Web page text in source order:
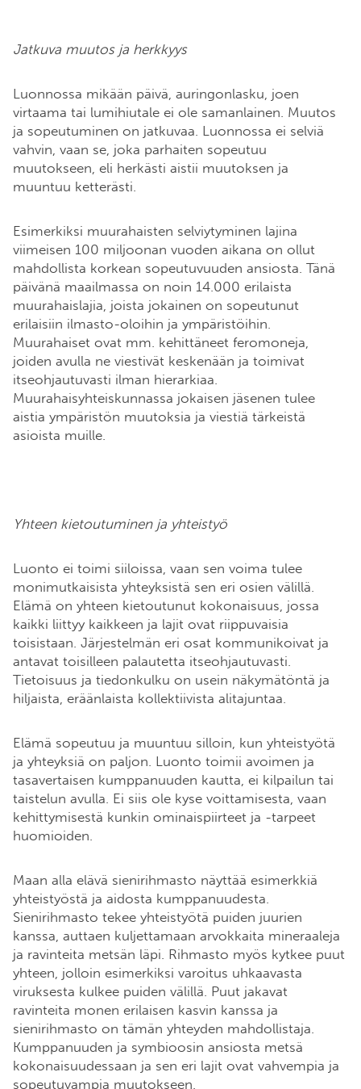
Jatkuva muutos ja herkkyys
Luonnossa mikään päivä, auringonlasku, joen
virtaama tai lumihiutale ei ole samanlainen. Muutos
ja sopeutuminen on jatkuvaa. Luonnossa ei selviä
vahvin, vaan se, joka parhaiten sopeutuu
muutokseen, eli herkästi aistii muutoksen ja
muuntuu ketterästi.
Esimerkiksi muurahaisten selviytyminen lajina
viimeisen 100 miljoonan vuoden aikana on ollut
mahdollista korkean sopeutuvuuden ansiosta. Tänä
päivänä maailmassa on noin 14.000 erilaista
muurahaislajia, joista jokainen on sopeutunut
erilaisiin ilmasto-oloihin ja ympäristöihin.
Muurahaiset ovat mm. kehittäneet feromoneja,
joiden avulla ne viestivät keskenään ja toimivat
itseohjautuvasti ilman hierarkiaa.
Muurahaisyhteiskunnassa jokaisen jäsenen tulee
aistia ympäristön muutoksia ja viestiä tärkeistä
asioista muille.
Yhteen kietoutuminen ja yhteistyö
Luonto ei toimi siiloissa, vaan sen voima tulee
monimutkaisista yhteyksistä sen eri osien välillä.
Elämä on yhteen kietoutunut kokonaisuus, jossa
kaikki liittyy kaikkeen ja lajit ovat riippuvaisia
toisistaan. Järjestelmän eri osat kommunikoivat ja
antavat toisilleen palautetta itseohjautuvasti.
Tietoisuus ja tiedonkulku on usein näkymätöntä ja
hiljaista, eräänlaista kollektiivista alitajuntaa.
Elämä sopeutuu ja muuntuu silloin, kun yhteistyötä
ja yhteyksiä on paljon. Luonto toimii avoimen ja
tasavertaisen kumppanuuden kautta, ei kilpailun tai
taistelun avulla. Ei siis ole kyse voittamisesta, vaan
kehittymisestä kunkin ominaispiirteet ja -tarpeet
huomioiden.
Maan alla elävä sienirihmasto näyttää esimerkkiä
yhteistyöstä ja aidosta kumppanuudesta.
Sienirihmasto tekee yhteistyötä puiden juurien
kanssa, auttaen kuljettamaan arvokkaita mineraaleja
ja ravinteita metsän läpi. Rihmasto myös kytkee puut
yhteen, jolloin esimerkiksi varoitus uhkaavasta
viruksesta kulkee puiden välillä. Puut jakavat
ravinteita monen erilaisen kasvin kanssa ja
sienirihmasto on tämän yhteyden mahdollistaja.
Kumppanuuden ja symbioosin ansiosta metsä
kokonaisuudessaan ja sen eri lajit ovat vahvempia ja
sopeutuvampia muutokseen.